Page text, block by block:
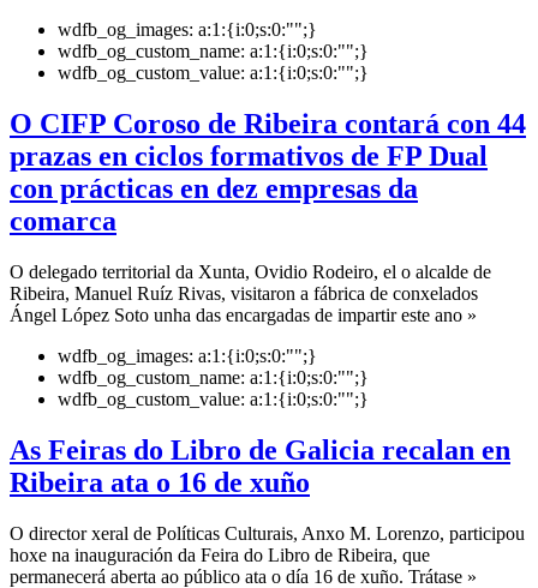
wdfb_og_images: a:1:{i:0;s:0:"";}
wdfb_og_custom_name: a:1:{i:0;s:0:"";}
wdfb_og_custom_value: a:1:{i:0;s:0:"";}
O CIFP Coroso de Ribeira contará con 44
prazas en ciclos formativos de FP Dual
con prácticas en dez empresas da
comarca
O delegado territorial da Xunta, Ovidio Rodeiro, el o alcalde de
Ribeira, Manuel Ruíz Rivas, visitaron a fábrica de conxelados
Ángel López Soto unha das encargadas de impartir este ano »
wdfb_og_images: a:1:{i:0;s:0:"";}
wdfb_og_custom_name: a:1:{i:0;s:0:"";}
wdfb_og_custom_value: a:1:{i:0;s:0:"";}
As Feiras do Libro de Galicia recalan en
Ribeira ata o 16 de xuño
O director xeral de Políticas Culturais, Anxo M. Lorenzo, participou
hoxe na inauguración da Feira do Libro de Ribeira, que
permanecerá aberta ao público ata o día 16 de xuño. Trátase »